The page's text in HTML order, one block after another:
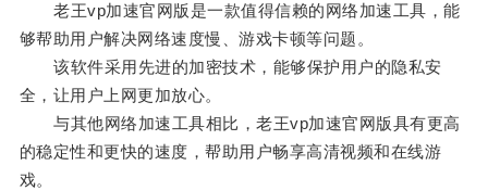
老王vp加速官网版是一款值得信赖的网络加速工具，能
够帮助用户解决网络速度慢、游戏卡顿等问题。
该软件采用先进的加密技术，能够保护用户的隐私安
全，让用户上网更加放心。
与其他网络加速工具相比，老王vp加速官网版具有更高
的稳定性和更快的速度，帮助用户畅享高清视频和在线游
戏。